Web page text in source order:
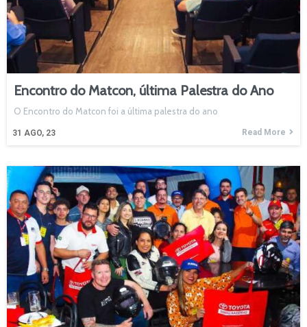
Encontro do Matcon, última Palestra do Ano
31 AGO, 23
O Encontro do Matcon foi a última palestra do ano
Read More